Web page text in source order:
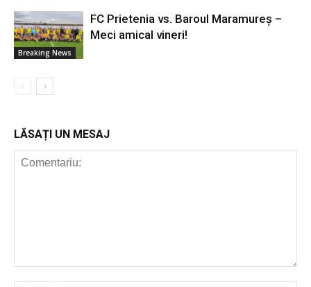
Breaking News
FC Prietenia vs. Baroul Maramureș –
Meci amical vineri!
LĂSAȚI UN MESAJ